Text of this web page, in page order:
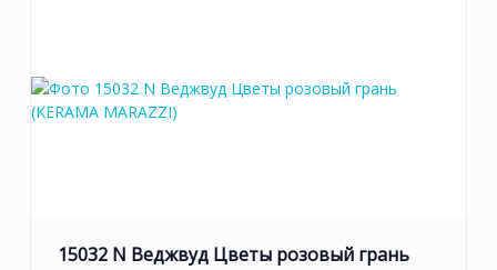
15032 N Веджвуд Цветы розовый грань